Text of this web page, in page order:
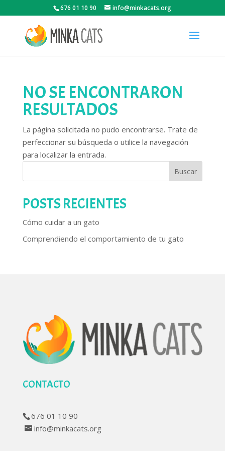
676 01 10 90 info@minkacats.org
NO SE ENCONTRARON
RESULTADOS
La página solicitada no pudo encontrarse. Trate de
perfeccionar su búsqueda o utilice la navegación
para localizar la entrada.
Buscar
POSTS RECIENTES
Cómo cuidar a un gato
Comprendiendo el comportamiento de tu gato
CONTACTO
676 01 10 90
info@minkacats.org